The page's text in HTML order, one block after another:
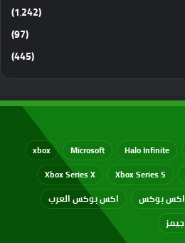
(1٬242)
(97)
(445)
Halo Infinite
Microsoft
xbox
Xbox Series S
Xbox Series X
اكس بوكس
اكس بوكس العرب
جيمز